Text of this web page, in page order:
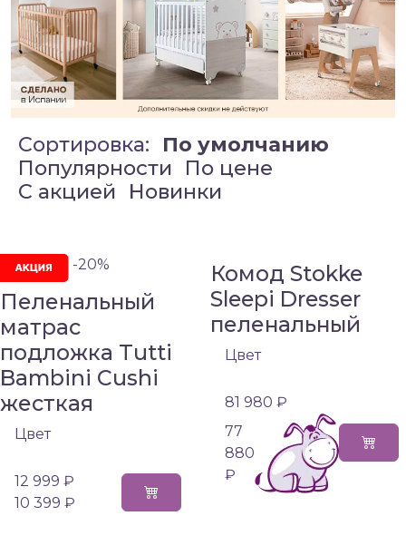
Сортировка:
По умолчанию
Популярности
По цене
C акцией
Новинки
-20%
Пеленальный
матрас
подложка Tutti
Bambini Cushi
жесткая
Цвет
12 999 ₽
10 399 ₽
Комод Stokke
Sleepi Dresser
пеленальный
Цвет
81 980 ₽
77
880
₽